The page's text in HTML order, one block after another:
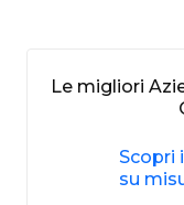
Le migliori
Scopri
su